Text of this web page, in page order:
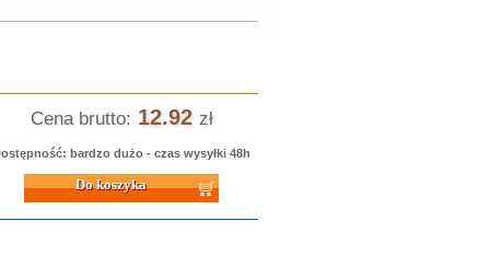
Cena brutto: 12.92 zł
bardzo dużo - czas wysyłki 48h
koszyka